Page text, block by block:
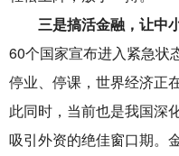
三是搞活金融，让中
60个国家宣布进入紧急状
停业、停课，世界经济正
此同时，当前也是我国深
吸引外资的绝佳窗口期。